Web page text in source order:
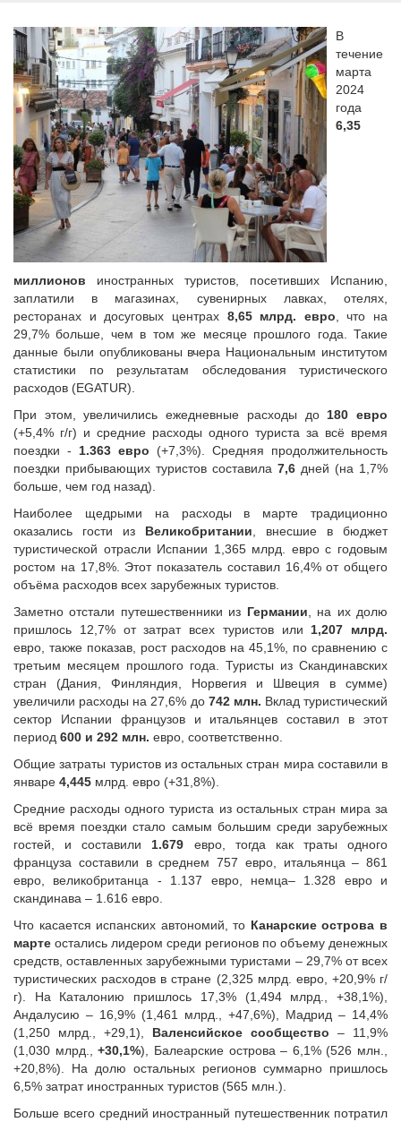
В
течение
марта
2024
года
6,35
миллионов иностранных туристов, посетивших Испанию,
заплатили в магазинах, сувенирных лавках, отелях,
ресторанах и досуговых центрах 8,65 млрд. евро , что на
29,7% больше, чем в том же месяце прошлого года. Такие
данные были опубликованы вчера Национальным институтом
статистики по результатам обследования туристического
расходов (EGATUR).
При этом, увеличились ежедневные расходы до 180 евро
(+5,4% г/г) и средние расходы одного туриста за всё время
поездки - 1.363 евро (+7,3%). Средняя продолжительность
поездки прибывающих туристов составила 7,6 дней (на 1,7%
больше, чем год назад).
Наиболее щедрыми на расходы в марте традиционно
оказались гости из Великобритании , внесшие в бюджет
туристической отрасли Испании 1,365 млрд. евро с годовым
ростом на 17,8%. Этот показатель составил 16,4% от общего
объёма расходов всех зарубежных туристов.
Заметно отстали путешественники из Германии , на их долю
пришлось 12,7% от затрат всех туристов или 1,207
млрд.
евро, также показав, рост расходов на 45,1%, по сравнению с
третьим месяцем прошлого года. Туристы из Скандинавских
стран (Дания, Финляндия, Норвегия и Швеция в сумме)
увеличили расходы на 27,6% до 742 млн. Вклад туристический
сектор Испании французов и итальянцев составил в этот
период 600 и 292 млн. евро, соответственно.
Общие затраты туристов из остальных стран мира составили в
январе 4,445 млрд. евро (+31,8%).
Средние расходы одного туриста из остальных стран мира за
всё время поездки стало самым большим среди зарубежных
гостей, и составили 1.679 евро, тогда как траты одного
француза составили в среднем 757 евро, итальянца – 861
евро, великобританца - 1.137 евро, немца– 1.328 евро и
скандинава – 1.616 евро.
Что касается испанских автономий, то Канарские острова в
марте остались лидером среди регионов по объему денежных
средств, оставленных зарубежными туристами – 29,7% от всех
туристических расходов в стране (2,325 млрд. евро, +20,9% г/
г). На Каталонию пришлось 17,3% (1,494 млрд., +38,1%),
Андалусию – 16,9% (1,461 млрд., +47,6%), Мадрид – 14,4%
(1,250 млрд., +29,1), Валенсийское сообщество – 11,9%
(1,030 млрд.,+30,1%), Балеарские острова – 6,1% (526 млн.,
+20,8%). На долю остальных регионов суммарно пришлось
6,5% затрат иностранных туристов (565 млн.).
Больше всего средний иностранный путешественник потратил